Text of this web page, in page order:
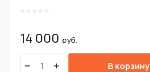
14 000 руб.
В корзину